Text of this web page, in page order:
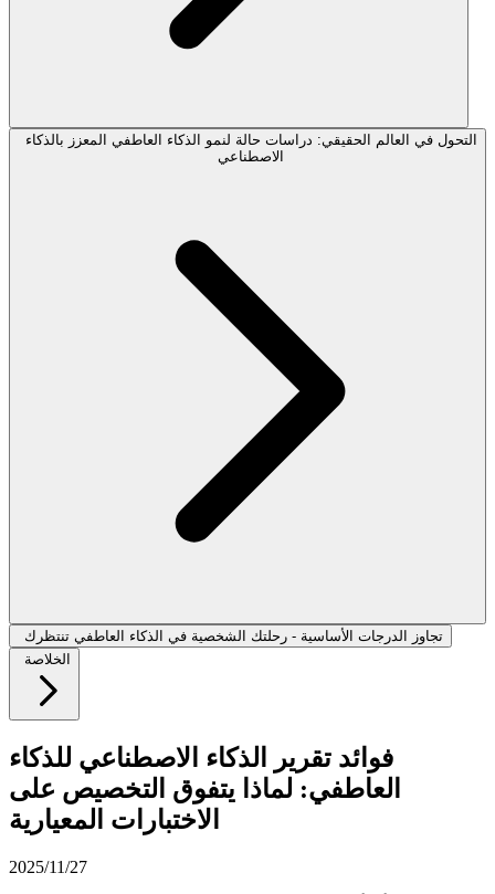
التحول في العالم الحقيقي: دراسات حالة لنمو الذكاء العاطفي المعزز بالذكاء
الاصطناعي
تجاوز الدرجات الأساسية - رحلتك الشخصية في الذكاء العاطفي تنتظرك
الخلاصة
فوائد تقرير الذكاء الاصطناعي للذكاء
العاطفي: لماذا يتفوق التخصيص على
الاختبارات المعيارية
2025/11/27